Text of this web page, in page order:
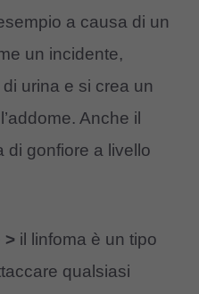
a causa di un
un incidente,
urina e si crea un
Anche il
di gonfiore a livello
> il linfoma è un tipo
qualsiasi